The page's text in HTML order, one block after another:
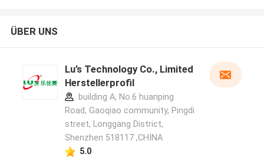
ÜBER UNS
Lu’s Technology Co., Limited
Herstellerprofil
building A, No.6 huanping
Road, Gaoqiao community, Pingdi
street, Longgang District,
Shenzhen 518117 ,CHINA
5.0